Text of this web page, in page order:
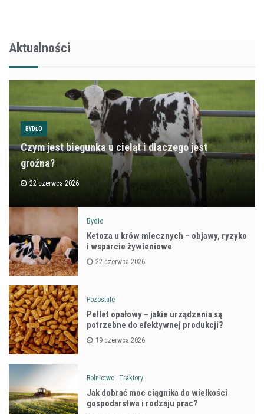
Aktualności
BYDŁO
Czym jest biegunka u cieląt i dlaczego jest
groźna?
22 czerwca 2026
Bydło
Ketoza u krów mlecznych – objawy, ryzyko
i wsparcie żywieniowe
22 czerwca 2026
Pozostałe
Pellet opałowy – jakie urządzenia są
potrzebne do efektywnej produkcji?
19 czerwca 2026
Rolnictwo Traktory
Jak dobrać moc ciągnika do wielkości
gospodarstwa i rodzaju prac?